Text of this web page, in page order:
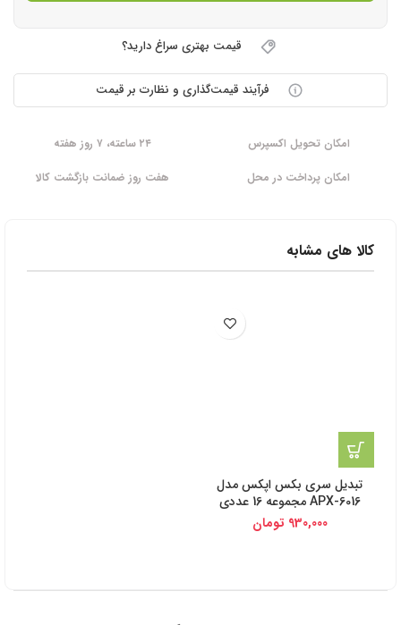
قیمت بهتری سراغ دارید؟
فرآیند قیمت‌گذاری و نظارت بر قیمت
امکان تحویل اکسپرس
۲۴ ساعته، ۷ روز هفته
امکان پرداخت در محل
هفت روز ضمانت بازگشت کالا
کالا های مشابه
تبدیل سری بکس اپکس مدل
APX-6016 مجموعه 16 عددی
930,000 تومان